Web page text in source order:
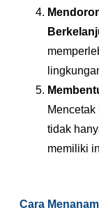
tidak
memiliki
Cara